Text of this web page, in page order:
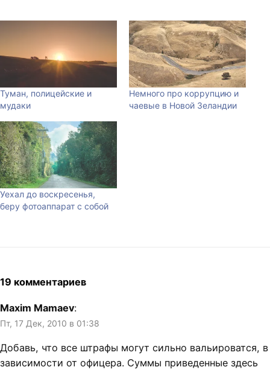
Туман, полицейские и
мудаки
Немного про коррупцию и
чаевые в Новой Зеландии
Уехал до воскресенья,
беру фотоаппарат с собой
19 комментариев
Maxim Mamaev:
Пт, 17 Дек, 2010 в 01:38
Добавь, что все штрафы могут сильно вальироватся, в
зависимости от офицера. Суммы приведенные здесь